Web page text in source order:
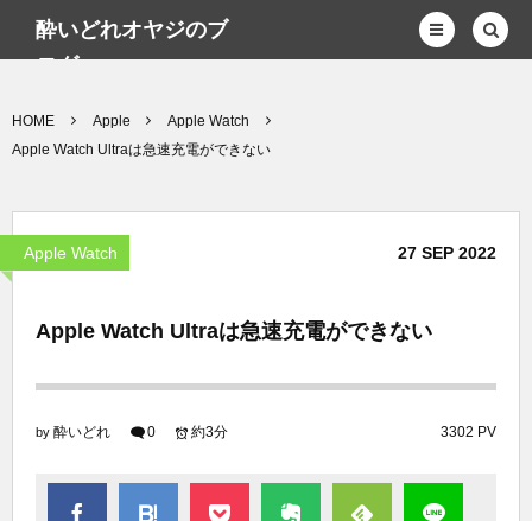
酔いどれオヤジのブ
ログwp
HOME Apple
Apple Watch
Apple Watch Ultraは急速充電ができない
Apple Watch 27 SEP 2022
Apple Watch Ultraは急速充電ができない
by 酔いどれ 0 3302 PV
約3分